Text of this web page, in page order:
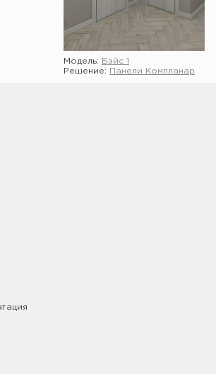
Модель:
Бэйс 1
Решение:
Панели Компланар